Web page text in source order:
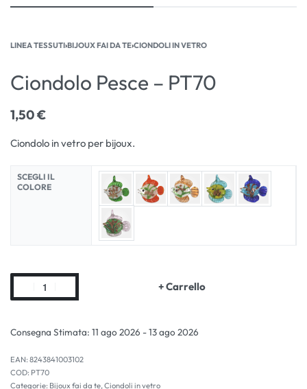
LINEA TESSUTI›BIJOUX FAI DA TE›CIONDOLI IN VETRO
Ciondolo Pesce – PT70
1,50€
Ciondolo in vetro per bijoux.
SCEGLI IL
COLORE
+ Carrello
Consegna Stimata: 11 ago 2026 - 13 ago 2026
EAN: 8243841003102
PT70
Categorie: Bijoux fai da te,Ciondoli in vetro